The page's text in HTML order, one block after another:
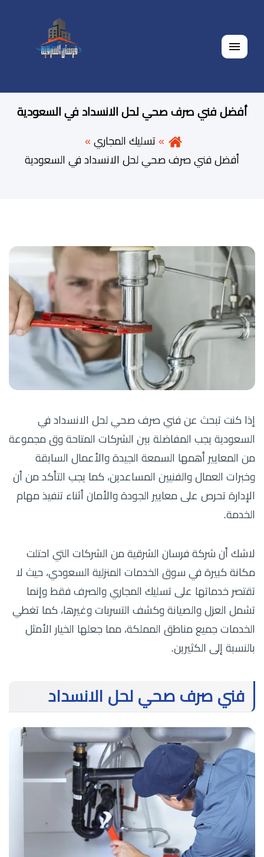
القائمة
أفضل فني صرف صحي لحل الانسداد في السعودية
تسليك المجاري
أفضل فني صرف صحي لحل الانسداد في السعودية
إذا كنت تبحث عن فني صرف صحي لحل الانسداد في
السعودية يجب المفاضلة بين الشركات المتاحة وق مجموعة
من المعايير أهمها السمعة الجيدة والأعمال السابقة
وخبرات العمال والفنيين المساعدين، كما يجب التأكد من أن
الإدارة تحرص على معايير الجودة والأمان أثناء تنفيذ مهام
الخدمة.
لاشك أن شركة فرسان الشرقية من الشركات التي احتلت
مكانة كبيرة في سوق الخدمات المنزلية السعودي، حيث لا
تقتصر خدماتها على تسليك المجاري والصرف فقط وإنما
تشمل العزل والصيانة وكشف التسربات وغيرها، كما تغطي
الخدمات جميع مناطق المملكة، مما جعلها الخيار الأمثل
بالنسبة إلى الكثيرين.
فني صرف صحي لحل الانسداد